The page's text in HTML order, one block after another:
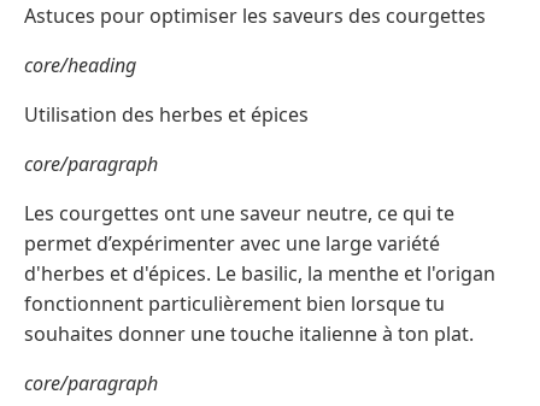
Astuces pour optimiser les saveurs des courgettes
core/heading
Utilisation des herbes et épices
core/paragraph
Les courgettes ont une saveur neutre, ce qui te
permet d’expérimenter avec une large variété
d'herbes et d'épices. Le basilic, la menthe et l'origan
fonctionnent particulièrement bien lorsque tu
souhaites donner une touche italienne à ton plat.
core/paragraph